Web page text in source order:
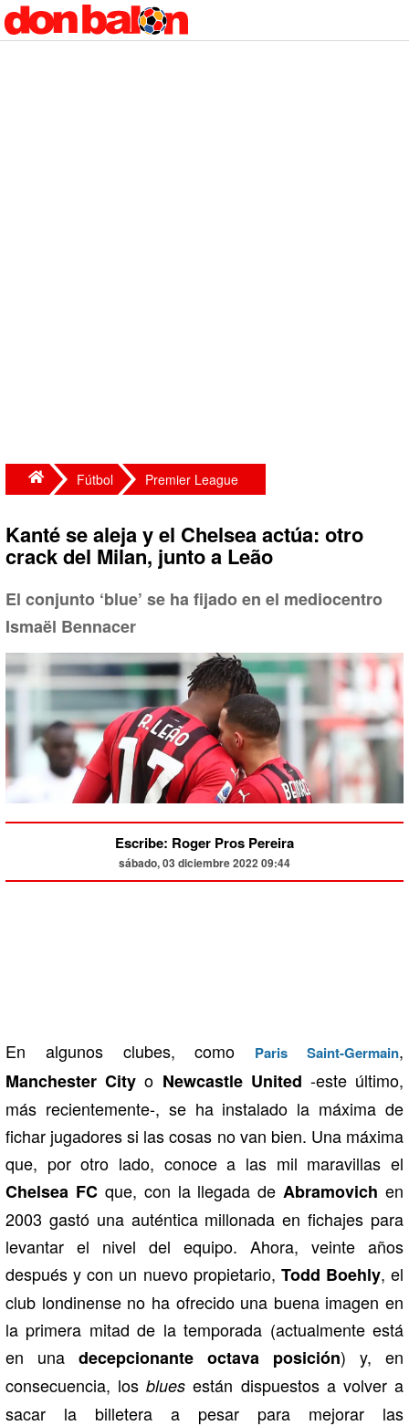
Fútbol Premier League
Kanté se aleja y el Chelsea actúa: otro
crack del Milan, junto a Leão
El conjunto ‘blue’ se ha fijado en el mediocentro
Ismaël Bennacer
Escribe: Roger Pros Pereira
sábado, 03 diciembre 2022 09:44
En algunos clubes, como Paris Saint-Germain,
Manchester City o Newcastle United -este último,
más recientemente-, se ha instalado la máxima de
fichar jugadores si las cosas no van bien. Una máxima
que, por otro lado, conoce a las mil maravillas el
Chelsea FCque, con la llegada de Abramovich en
2003 gastó una auténtica millonada en fichajes para
levantar el nivel del equipo. Ahora, veinte años
después y con un nuevo propietario, Todd Boehly, el
club londinense no ha ofrecido una buena imagen en
la primera mitad de la temporada (actualmente está
en una decepcionante octava posición) y, en
consecuencia, losblues están dispuestos a volver a
sacar la billetera a pesar para mejorar las